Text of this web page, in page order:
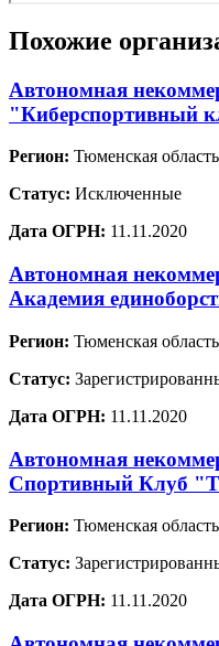
Похожие
Автономная
"Киберспортивный
Регион: Тюменская область
Статус: Исключенные
Дата ОГРН: 11.11.2020
Автономная
Академия
Регион: Тюменская область
Статус:
Дата ОГРН: 11.11.2020
Автономная
Спортивный Клуб
Регион: Тюменская область
Статус:
Дата ОГРН: 11.11.2020